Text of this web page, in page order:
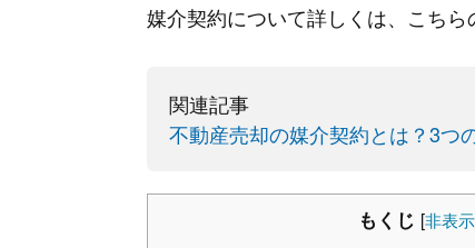
媒介契約について詳しくは、こちら
関連記事
不動産売却の媒介契約とは？3つ
もくじ [非表示